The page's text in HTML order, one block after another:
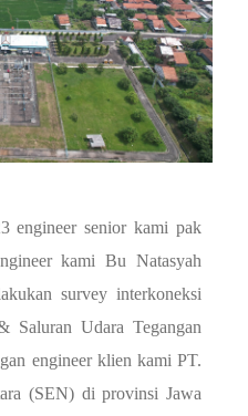
engineer senior kami pak
kami Bu Natasyah
survey interkoneksi
Udara Tegangan
engineer klien kami PT.
(SEN) di provinsi Jawa